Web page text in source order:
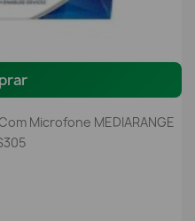
Microfone MEDIARANGE